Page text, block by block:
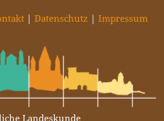
Datenschutz Impressum
Landeskunde